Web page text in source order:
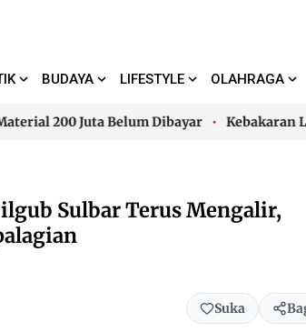
BUDAYA LIFESTYLE OLAHRAGA
200 Juta Belum Dibayar Kebakaran
200 Juta Belum Dibayar Kebakaran
Sulbar Terus Mengalir,
Suka